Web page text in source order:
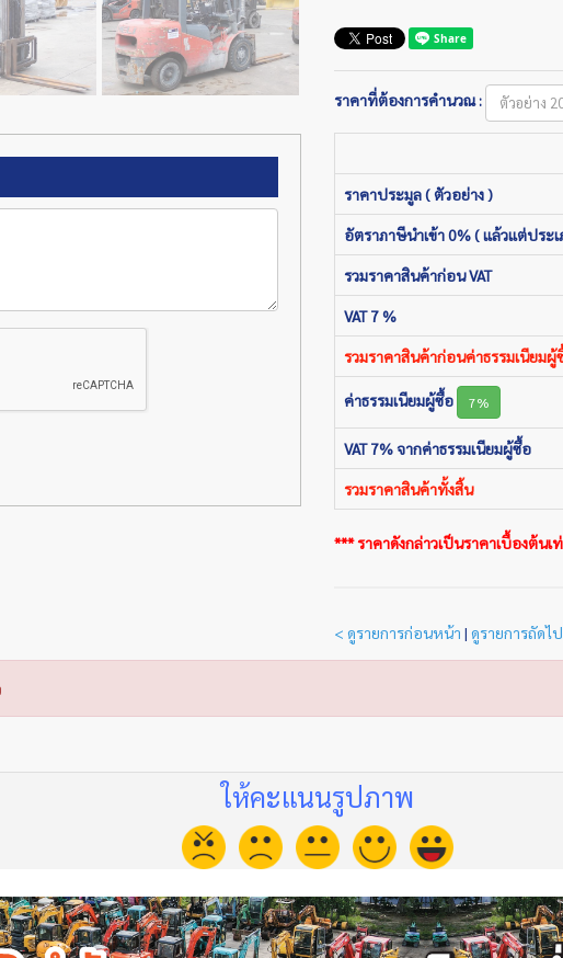
ราคาที่ต้องการคำนวณ :
ราคาประมูล ( ตัวอย่าง )
อัตราภาษีนำเข้า 0% ( แล้วแต่ประ
รวมราคาสินค้าก่อน VAT
VAT 7 %
รวมราคาสินค้าก่อนค่าธรรมเนียมผู้
ค่าธรรมเนียมผู้ซื้อ 7%
VAT 7% จากค่าธรรมเนียมผู้ซื้อ
รวมราคาสินค้าทั้งสิ้น
*** ราคาดังกล่าวเป็นราคาเบื้องต้น
< ดูรายการก่อนหน้า | ดูรายการถัดไ
ให้คะแนนรูปภาพ